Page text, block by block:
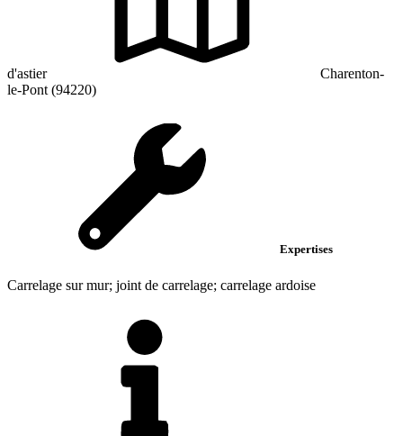
d'astier
Charenton-
le-Pont (94220)
Expertises
Carrelage sur mur; joint de carrelage; carrelage ardoise